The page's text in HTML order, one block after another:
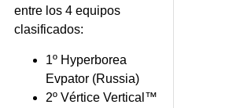
entre los 4 equipos
clasificados:
1º Hyperborea
Evpator (Russia)
2º Vértice Vertical™